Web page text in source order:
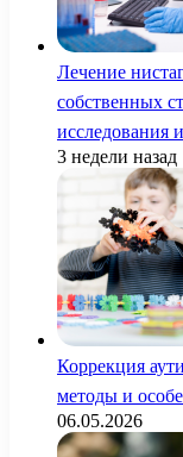
Лечение
собственных
исследования
3 недели назад
Коррекция
методы и
06.05.2026